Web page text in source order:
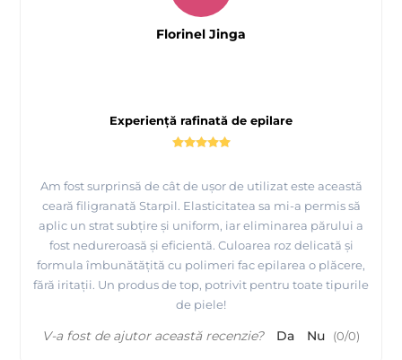
Experiență rafinată de epilare
Am fost surprinsă de cât de ușor de utilizat este această
ceară filigranată Starpil. Elasticitatea sa mi-a permis să
aplic un strat subțire și uniform, iar eliminarea părului a
fost nedureroasă și eficientă. Culoarea roz delicată și
formula îmbunătățită cu polimeri fac epilarea o plăcere,
fără iritații. Un produs de top, potrivit pentru toate tipurile
de piele!
Florinel Jinga
V-a fost de ajutor această recenzie? Da Nu (0/0)